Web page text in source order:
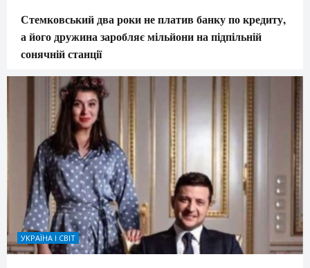
Стемковський два роки не платив банку по кредиту,
а його дружина заробляє мільйони на підпільній
сонячній станції
УКРАЇНА І СВІТ